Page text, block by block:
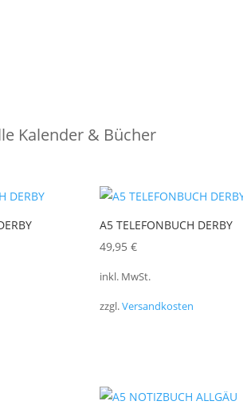
Kalender & Bücher
A5 TELEFONBUCH DERBY
49,95 €
inkl. MwSt.
zzgl.Versandkosten